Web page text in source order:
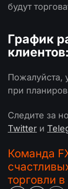
будут
График
клиентов:
Пожалуйста,
при
Следите за
Twitter и
Команда
торговли